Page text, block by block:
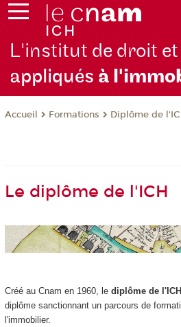
L'institut de droit et
appliqués à l'immo
Accueil Formations Diplôme de
Le diplôme de l'ICH
Créé au Cnam en 1960, le diplôme de l'ICH
diplôme sanctionnant un parcours de
l'immobilier.